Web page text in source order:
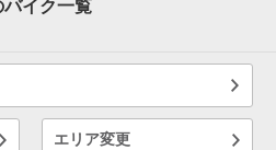
バイク一覧
エリア変更